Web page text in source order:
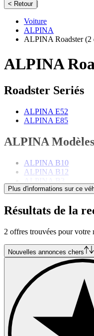
< Retour |
Voiture
ALPINA
ALPINA Roadster(2
ALPINA
Roadster Seriés
ALPINA E52
ALPINA E85
ALPINA Modèles
ALPINA B10
ALPINA B12
ALPINA B5
ALPINA B7
ALPINA B9
Plus d'informations sur ce
Résultats de la
2 offres trouvées pour votre
Nouvelles annonces chers